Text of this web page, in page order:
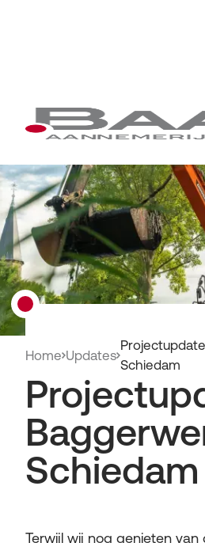
Home Updates
Schiedam
Schiedam
Terwijl wij nog genieten